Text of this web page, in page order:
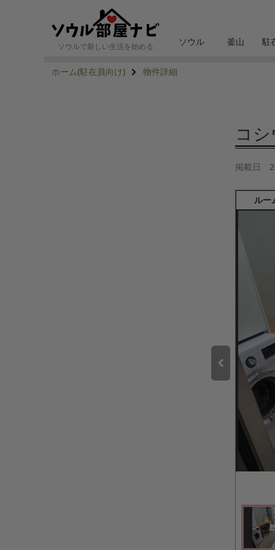
ソウルで新しい生活を始める ソウル 釜山 駐
ホーム(駐在員向け) 物件詳細
コ
掲載日
ルー